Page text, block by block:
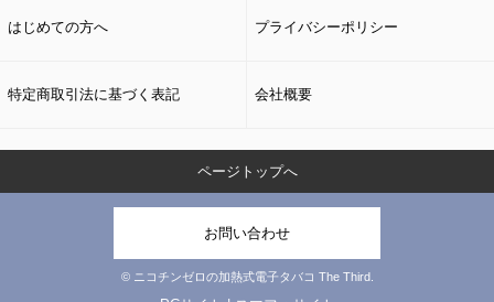
はじめての方へ プライバシーポリシー
特定商取引法に基づく表記 会社概要
ページトップへ
お問い合わせ
© ニコチンゼロの加熱式電子タバコ The Third.